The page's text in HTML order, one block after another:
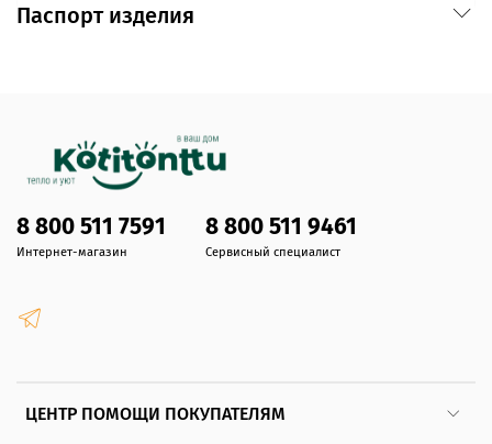
Паспорт изделия
ЦЕНТР ПОМОЩИ ПОКУПАТЕЛЯМ
8 800 511 7591
Интернет-магазин
8 800 511 9461
Сервисный специалист